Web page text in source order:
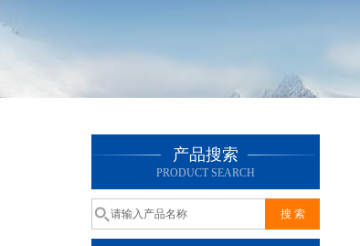
产品搜索
PRODUCT SEARCH